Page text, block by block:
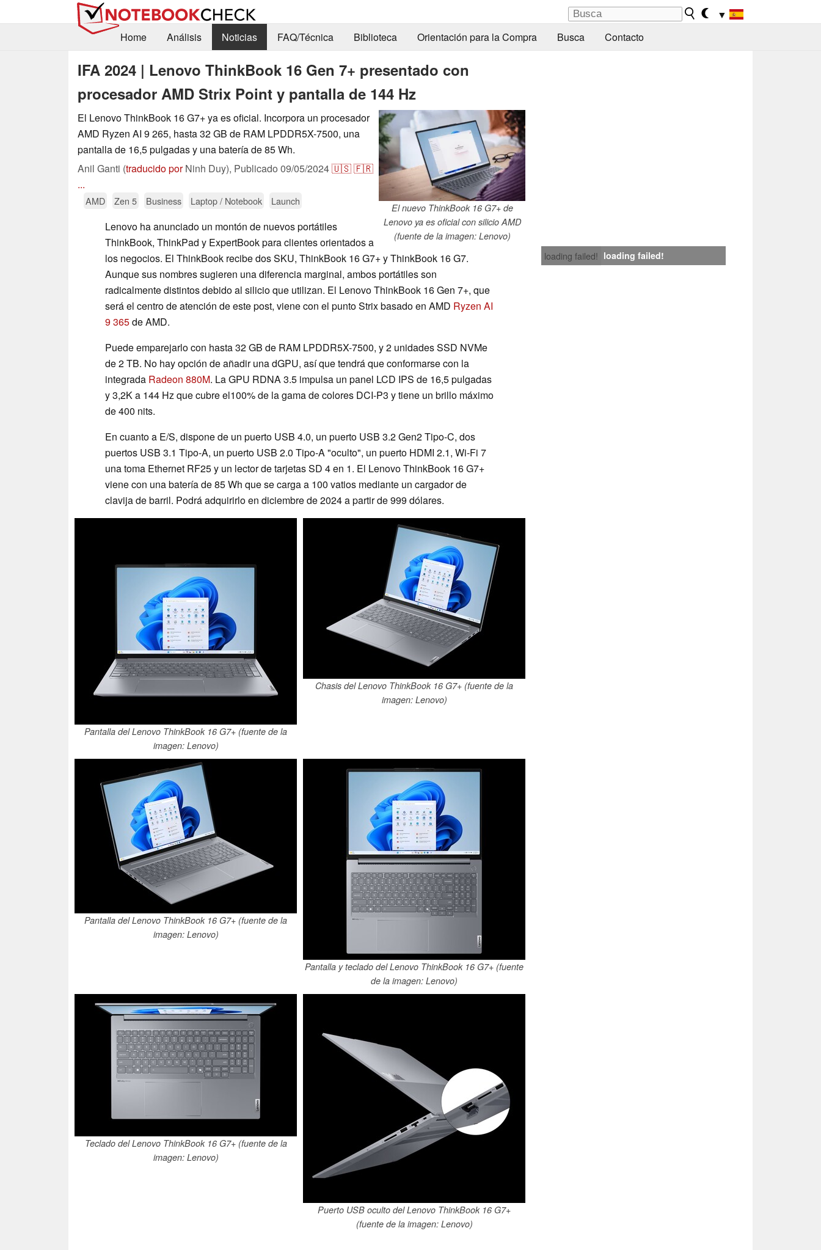
▼
Home
Análisis Noticias FAQ/Técnica Biblioteca Orientación para la Compra Busca Contacto
IFA 2024 | Lenovo ThinkBook 16 Gen 7+ presentado con
procesador AMD Strix Point y pantalla de 144 Hz
El nuevo ThinkBook 16 G7+ de
Lenovo ya es oficial con silicio AMD
(fuente de la imagen: Lenovo)
El Lenovo ThinkBook 16 G7+ ya es oficial. Incorpora un procesador
AMD Ryzen AI 9 265, hasta 32 GB de RAM LPDDR5X-7500, una
pantalla de 16,5 pulgadas y una batería de 85 Wh.
Anil Ganti (traducido porNinh Duy), Publicado 09/05/2024🇺🇸🇫🇷
...
AMD Zen 5 Business Laptop / Notebook Launch
loading failed! loading failed!
Lenovo ha anunciado un montón de nuevos portátiles
ThinkBook, ThinkPad y ExpertBook para clientes orientados a
los negocios. El ThinkBook recibe dos SKU, ThinkBook 16 G7+ y ThinkBook 16 G7.
Aunque sus nombres sugieren una diferencia marginal, ambos portátiles son
radicalmente distintos debido al silicio que utilizan. El Lenovo ThinkBook 16 Gen 7+, que
será el centro de atención de este post, viene con el punto Strix basado en AMD Ryzen AI
9 365de AMD.
Puede emparejarlo con hasta 32 GB de RAM LPDDR5X-7500, y 2 unidades SSD NVMe
de 2 TB. No hay opción de añadir una dGPU, así que tendrá que conformarse con la
integrada Radeon 880M. La GPU RDNA 3.5 impulsa un panel LCD IPS de 16,5 pulgadas
y 3,2K a 144 Hz que cubre el100% de la gama de colores DCI-P3 y tiene un brillo máximo
de 400 nits.
En cuanto a E/S, dispone de un puerto USB 4.0, un puerto USB 3.2 Gen2 Tipo-C, dos
puertos USB 3.1 Tipo-A, un puerto USB 2.0 Tipo-A "oculto", un puerto HDMI 2.1, Wi-Fi 7
una toma Ethernet RF25 y un lector de tarjetas SD 4 en 1. El Lenovo ThinkBook 16 G7+
viene con una batería de 85 Wh que se carga a 100 vatios mediante un cargador de
clavija de barril. Podrá adquirirlo en diciembre de 2024 a partir de 999 dólares.
Pantalla del Lenovo ThinkBook 16 G7+ (fuente de la
imagen: Lenovo)
Chasis del Lenovo ThinkBook 16 G7+ (fuente de la
imagen: Lenovo)
Pantalla del Lenovo ThinkBook 16 G7+ (fuente de la
imagen: Lenovo)
Pantalla y teclado del Lenovo ThinkBook 16 G7+ (fuente
de la imagen: Lenovo)
Teclado del Lenovo ThinkBook 16 G7+ (fuente de la
imagen: Lenovo)
Puerto USB oculto del Lenovo ThinkBook 16 G7+
(fuente de la imagen: Lenovo)